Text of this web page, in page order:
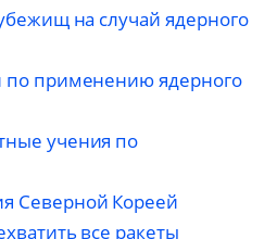
на случай ядерного
по применению ядерного
учения по
Северной Кореей
все ракеты